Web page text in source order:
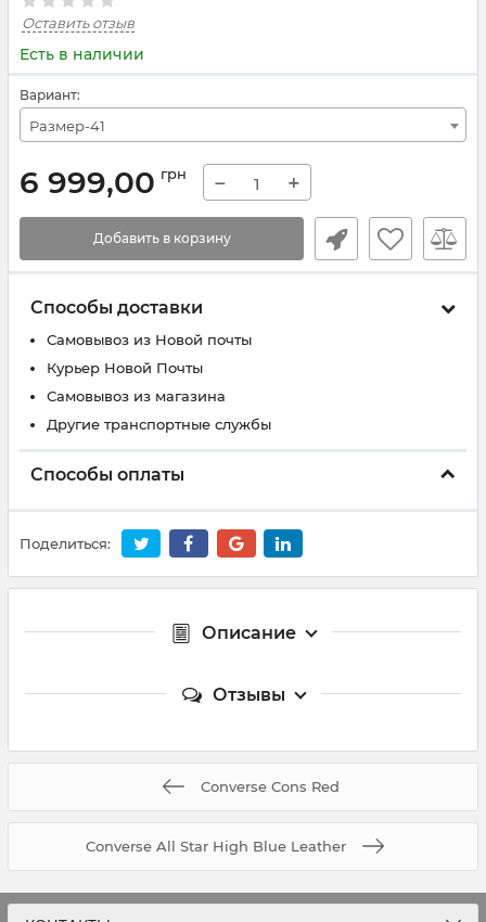
Оставить отзыв
Есть в наличии
Вариант:
Размер-41
6 999,00 грн − +
Добавить в корзину
Способы доставки
Самовывоз из Новой почты
Курьер Новой Почты
Самовывоз из магазина
Другие транспортные службы
Способы оплаты
Поделиться:
Описание
Отзывы
Converse Cons Red
Converse All Star High Blue Leather